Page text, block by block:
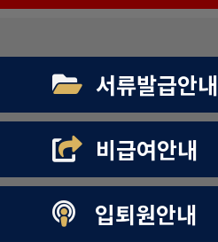
서류발급안내
비급여안내
입퇴원안내